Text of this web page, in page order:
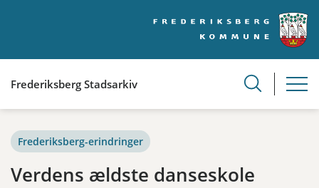
Frederiksberg Stadsarkiv
Frederiksberg-erindringer
Verdens ældste danseskole